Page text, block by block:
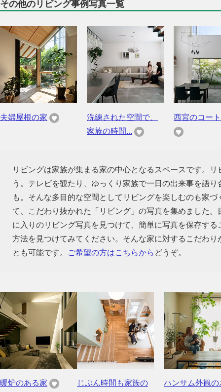
その他のリビング事例写真一覧
夫婦屋根の家
洗練された空間で、
家族の時間...
西宮のコー
リビングは家族が集まる家の中心となるスペースです。
う。テレビを観たり、ゆっくり家族で一日の出来事を語
も。そんな多目的な空間としてリビングを楽しむのも家
て、こだわり抜かれた「リビング」の写真を集めました
に入りのリビング写真を見つけて、簡単に写真を保存す
方法を見つけてみてください。そんな家に対するこだわ
とも可能です。
ご希望の方はこちらから どうぞ。
暖炉のある家
じぶん時間も家族の
ハンサム外観の